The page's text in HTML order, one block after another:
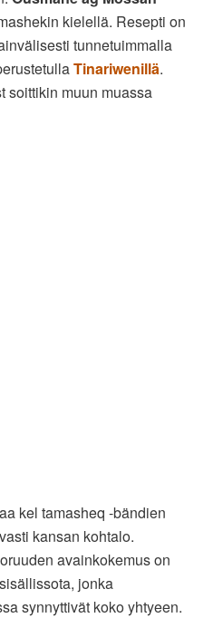
kielellä. Resepti on
tunnetuimmalla
Tinariwenillä.
soittikin muun muassa
kel tamasheq -bändien
kansan kohtalo.
avainkokemus on
jonka
synnyttivät koko yhtyeen.